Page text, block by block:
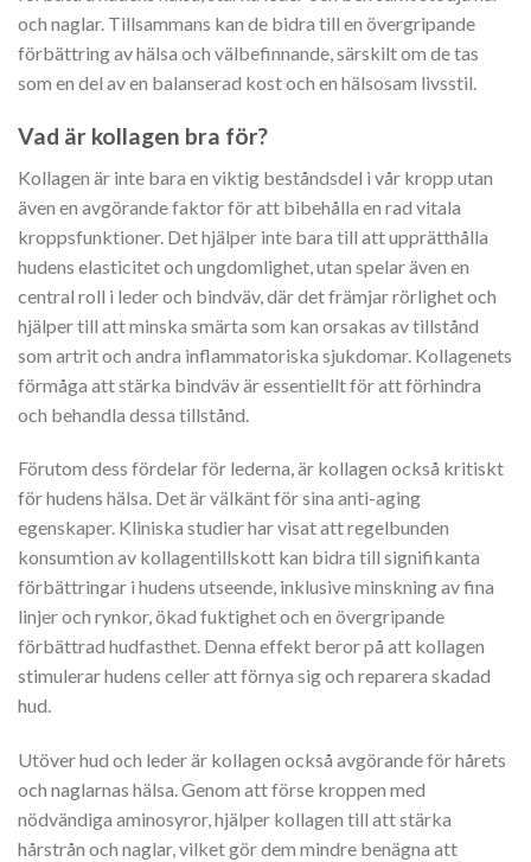
och naglar. Tillsammans kan de bidra till en övergripande
förbättring av hälsa och välbefinnande, särskilt om de tas
som en del av en balanserad kost och en hälsosam livsstil.
Vad är kollagen bra för?
Kollagen är inte bara en viktig beståndsdel i vår kropp utan
även en avgörande faktor för att bibehålla en rad vitala
kroppsfunktioner. Det hjälper inte bara till att upprätthålla
hudens elasticitet och ungdomlighet, utan spelar även en
central roll i leder och bindväv, där det främjar rörlighet och
hjälper till att minska smärta som kan orsakas av tillstånd
som artrit och andra inflammatoriska sjukdomar. Kollagenets
förmåga att stärka bindväv är essentiellt för att förhindra
och behandla dessa tillstånd.
Förutom dess fördelar för lederna, är kollagen också kritiskt
för hudens hälsa. Det är välkänt för sina anti-aging
egenskaper. Kliniska studier har visat att regelbunden
konsumtion av kollagentillskott kan bidra till signifikanta
förbättringar i hudens utseende, inklusive minskning av fina
linjer och rynkor, ökad fuktighet och en övergripande
förbättrad hudfasthet. Denna effekt beror på att kollagen
stimulerar hudens celler att förnya sig och reparera skadad
hud.
Utöver hud och leder är kollagen också avgörande för hårets
och naglarnas hälsa. Genom att förse kroppen med
nödvändiga aminosyror, hjälper kollagen till att stärka
hårstrån och naglar, vilket gör dem mindre benägna att